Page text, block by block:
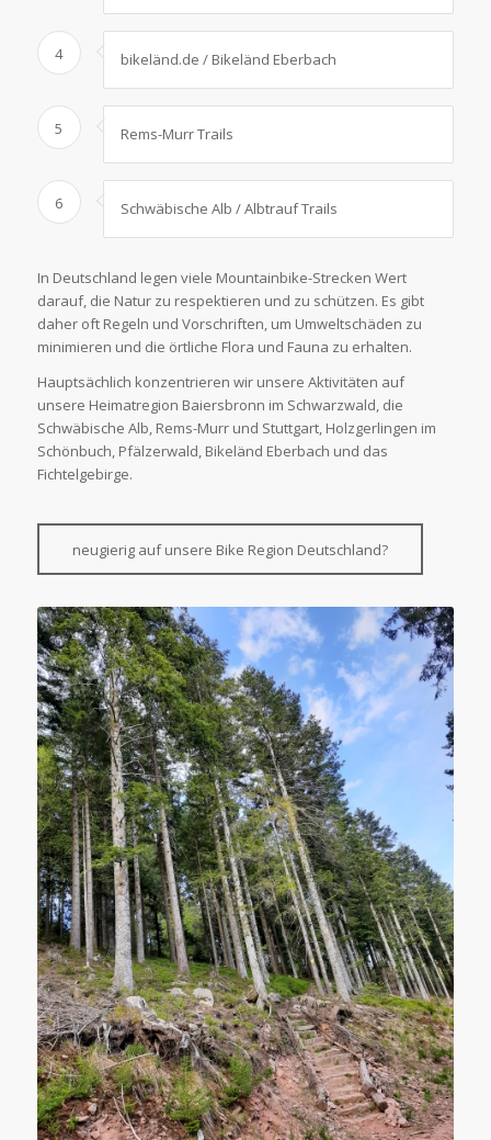
4 bikeländ.de / Bikeländ Eberbach
5 Rems-Murr Trails
6 Schwäbische Alb / Albtrauf Trails
In Deutschland legen viele Mountainbike-Strecken Wert
darauf, die Natur zu respektieren und zu schützen. Es gibt
daher oft Regeln und Vorschriften, um Umweltschäden zu
minimieren und die örtliche Flora und Fauna zu erhalten.
Hauptsächlich konzentrieren wir unsere Aktivitäten auf
unsere Heimatregion Baiersbronn im Schwarzwald, die
Schwäbische Alb, Rems-Murr und Stuttgart, Holzgerlingen im
Schönbuch, Pfälzerwald, Bikeländ Eberbach und das
Fichtelgebirge.
neugierig auf unsere Bike Region Deutschland?